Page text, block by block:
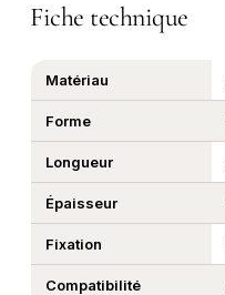
Fiche technique
Matériau
Forme
Longueur
Épaisseur
Fixation
Compatibilité